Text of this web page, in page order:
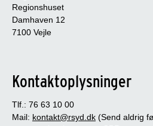
Regionshuset
Damhaven 12
7100 Vejle
Kontaktoplysninger
Tlf.: 76 63 10 00
Mail: kontakt@rsyd.dk (Send aldrig